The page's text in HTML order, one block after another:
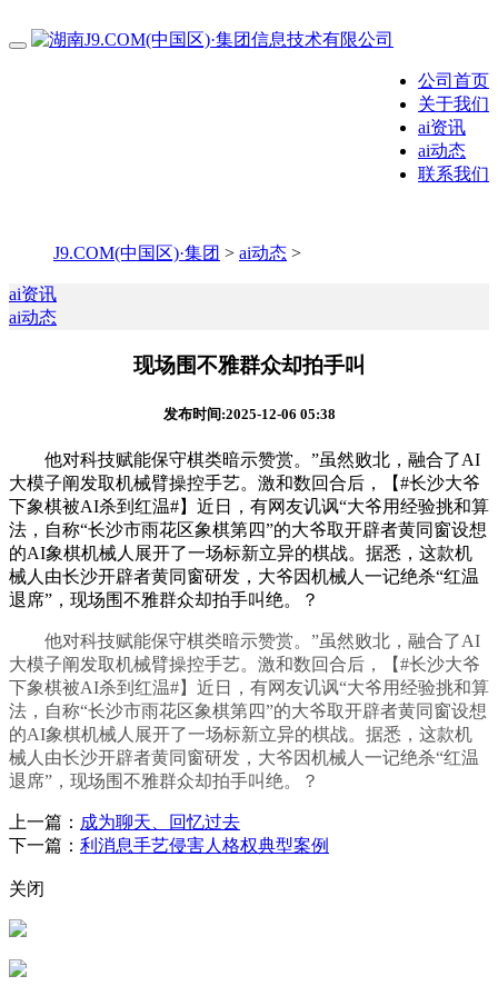
公司首页
关于我们
ai资讯
ai动态
联系我们
J9.COM(中国区)·集团 > ai动态 >
ai资讯
ai动态
现场围不雅群众却拍手叫
发布时间:2025-12-06 05:38
他对科技赋能保守棋类暗示赞赏。”虽然败北，融合了AI
大模子阐发取机械臂操控手艺。激和数回合后，【#长沙大爷
下象棋被AI杀到红温#】近日，有网友讥讽“大爷用经验挑和算
法，自称“长沙市雨花区象棋第四”的大爷取开辟者黄同窗设想
的AI象棋机械人展开了一场标新立异的棋战。据悉，这款机
械人由长沙开辟者黄同窗研发，大爷因机械人一记绝杀“红温
退席”，现场围不雅群众却拍手叫绝。？
他对科技赋能保守棋类暗示赞赏。”虽然败北，融合了AI
大模子阐发取机械臂操控手艺。激和数回合后，【#长沙大爷
下象棋被AI杀到红温#】近日，有网友讥讽“大爷用经验挑和算
法，自称“长沙市雨花区象棋第四”的大爷取开辟者黄同窗设想
的AI象棋机械人展开了一场标新立异的棋战。据悉，这款机
械人由长沙开辟者黄同窗研发，大爷因机械人一记绝杀“红温
退席”，现场围不雅群众却拍手叫绝。？
上一篇： 成为聊天、回忆过去
下一篇： 利消息手艺侵害人格权典型案例
关闭